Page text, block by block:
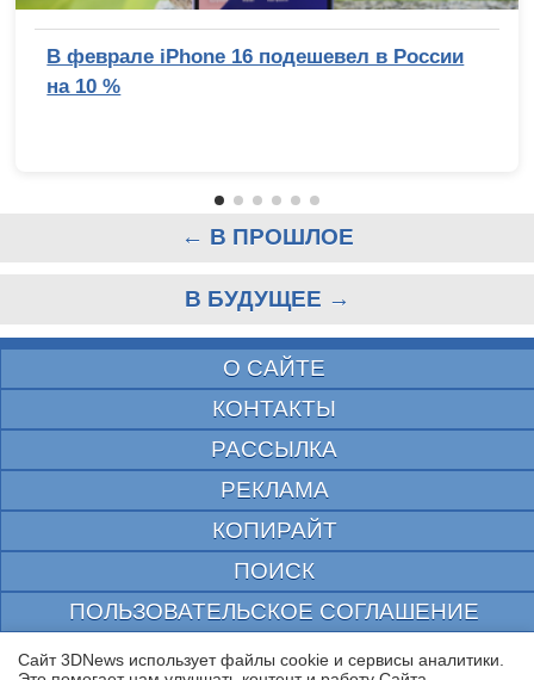
В феврале iPhone 16 подешевел в России
на 10 %
← В ПРОШЛОЕ
В БУДУЩЕЕ →
О САЙТЕ
КОНТАКТЫ
РАССЫЛКА
РЕКЛАМА
КОПИРАЙТ
ПОИСК
ПОЛЬЗОВАТЕЛЬСКОЕ СОГЛАШЕНИЕ
ЗАЩИЩЕНО CURATOR
Сайт 3DNews использует файлы cookie и сервисы аналитики.